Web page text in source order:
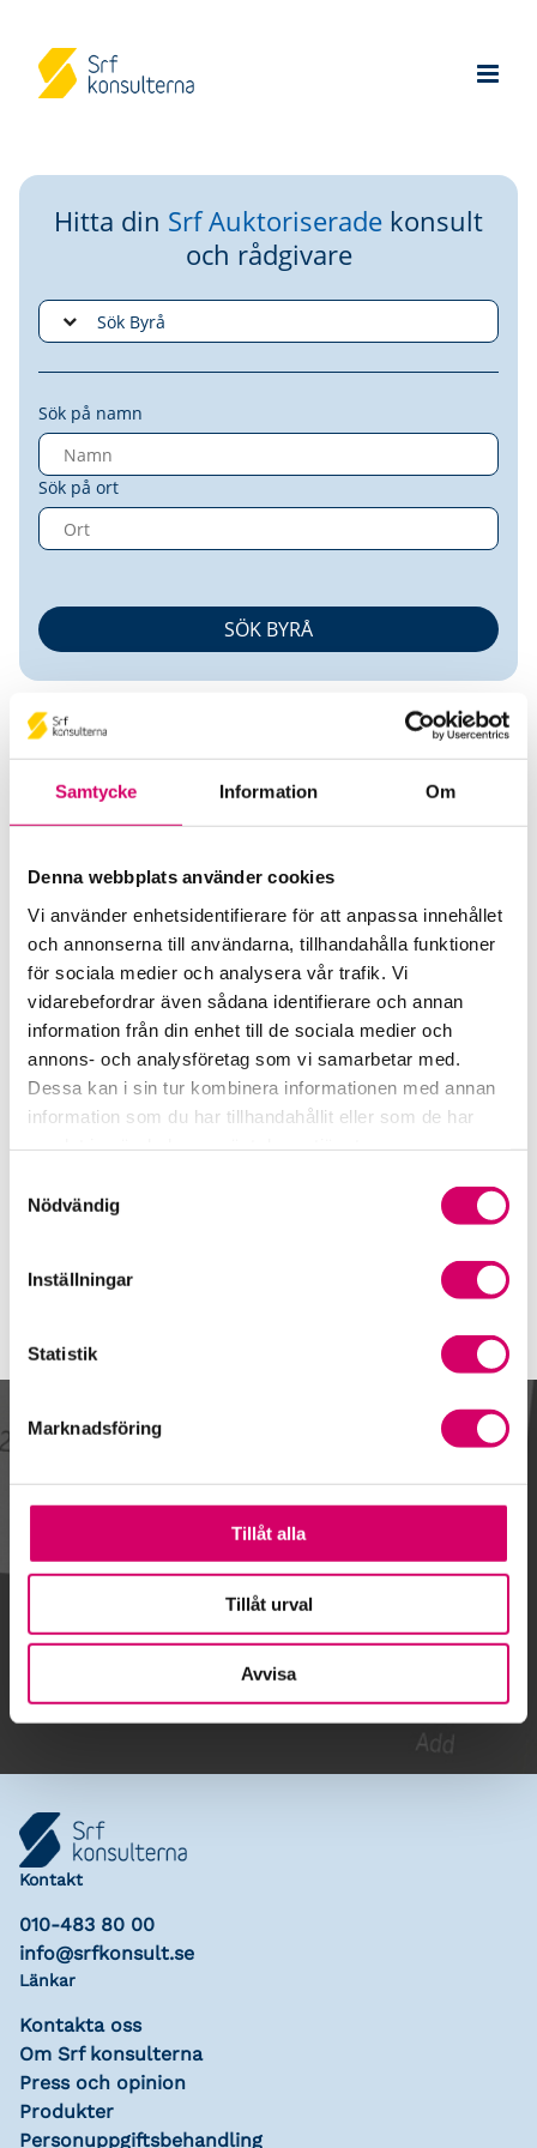
Samtycke Information Om
Denna webbplats använder cookies
Vi använder enhetsidentifierare för att anpassa innehållet
och annonserna till användarna, tillhandahålla funktioner
för sociala medier och analysera vår trafik. Vi
vidarebefordrar även sådana identifierare och annan
information från din enhet till de sociala medier och
annons- och analysföretag som vi samarbetar med.
Dessa kan i sin tur kombinera informationen med annan
information som du har tillhandahållit eller som de har
Nödvändig
Inställningar
Statistik
Marknadsföring
Tillåt alla
Tillåt urval
Avvisa
Hitta din Srf Auktoriserade konsult
och rådgivare
Sök på namn
Sök på ort
Anders Eriksson
Auktoriserad Redovisningskonsult
Srf
Certifierad Affärsrådgivare
Talenom Redovisning AB
Östersund
Telefon
070-575 72 86
E-post
Kalendarium
Gå till kalendariet
Kontakt
010-483 80 00
info@srfkonsult.se
Länkar
Kontakta oss
Om Srf konsulterna
Press och opinion
Produkter
Personuppgiftsbehandling